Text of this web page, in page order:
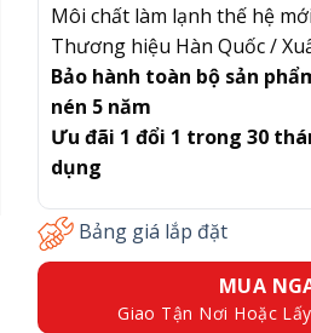
Môi chất làm lạnh thế hệ
Thương hiệu Hàn Quốc /
Bảo hành toàn bộ sản
nén 5 năm
Ưu đãi 1 đổi 1 trong 30
dụng
Bảng giá lắp đặt
MUA
Giao Tận Nơi Hoặc